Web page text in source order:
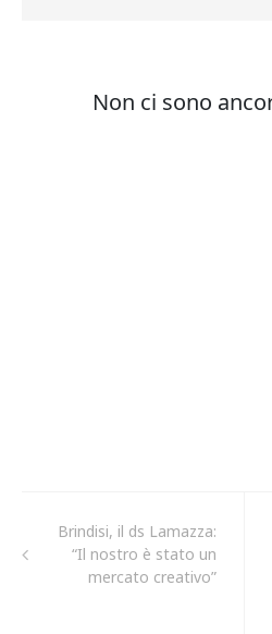
Brindisi, il ds Lamazza:
“Il nostro è stato un
mercato creativo”